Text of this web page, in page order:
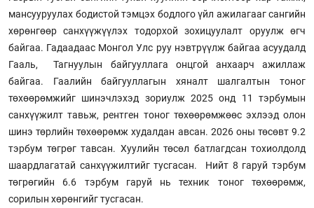
мансууруулах бодистой тэмцэх бодлого үйл ажилагааг сангийн
хөрөнгөөр санхүүжүүлэх тодорхой зохицуулалт оруулж өгч
байгаа. Гадаадаас Монгол Улс руу нэвтрүүлж байгаа асуудалд
Гааль, Тагнуулын байгууллага онцгой анхаарч ажиллаж
байгаа. Гаалийн байгууллагын хяналт шалгалтын тоног
төхөөрөмжийг шинэчлэхэд зориулж 2025 онд 11 тэрбумын
санхүүжилт тавьж, рентген тоног төхөөрөмжөөс эхлээд олон
шинэ төрлийн төхөөрөмж худалдан авсан. 2026 оны төсөвт 9.2
тэрбум төгрөг тавсан. Хуулийн төсөл батлагдсан тохиолдолд
шаардлагатай санхүүжилтийг тусгасан. Нийт 8 гаруй тэрбум
төгрөгийн 6.6 тэрбум гаруй нь техник тоног төхөөрөмж,
сорилын хөрөнгийг тусгасан.